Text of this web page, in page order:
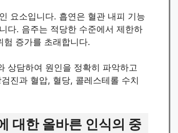
요소입니다. 흡연은 혈관 내피 기능
다. 음주는 적당한 수준에서 제한하
험 증가를 초래합니다.
상담하여 원인을 정확히 파악하고
진과 혈압, 혈당, 콜레스테롤 수치
대한 올바른 인식의 중